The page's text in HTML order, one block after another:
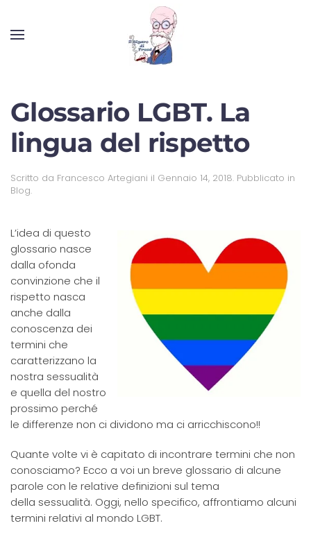
Glossario LGBT. La
lingua del rispetto
Scritto da Francesco Artegiani il Gennaio 14, 2018. Pubblicato in
Blog.
L’idea di questo
glossario nasce
dalla ofonda
convinzione che il
rispetto nasca
anche dalla
conoscenza dei
termini che
caratterizzano la
nostra sessualità
e quella del nostro
prossimo perché
le differenze non ci dividono ma ci arricchiscono!!
Quante volte vi è capitato di incontrare termini che non
conosciamo? Ecco a voi un breve glossario di alcune
parole con le relative definizioni sul tema
della sessualità. Oggi, nello specifico, affrontiamo alcuni
termini relativi al mondo LGBT.